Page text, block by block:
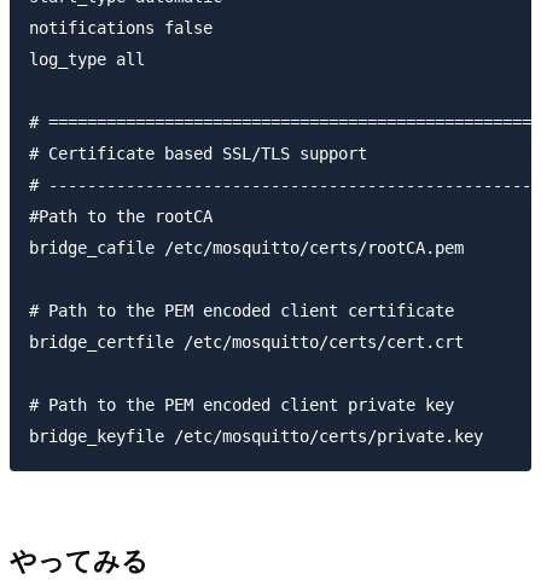
notifications false
log_type all
#
# Certificate based SSL/TLS support
#
#Path to the rootCA
bridge_cafile /etc/mosquitto/certs/rootCA.pem
# Path to the PEM encoded client certificate
bridge_certfile /etc/mosquitto/certs/cert.crt
# Path to the PEM encoded client private key
やってみる